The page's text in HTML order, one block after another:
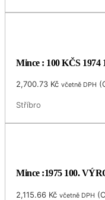
Mince : 100 KČS
2,700.73 Kč včetně DPH (
Stříbro
Mince :1975 100.
2,115.66 Kč včetně DPH (